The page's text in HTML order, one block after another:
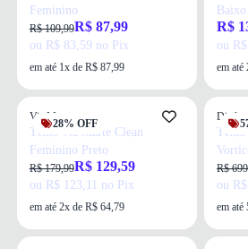
Feminino
R$ 109,99R$ 87,99
ou R$ 83,59 no Pix
em até 1x de R$ 87,99
R$
ou
em até
28% OFF
Via Marte
Tênis Via Marte Clean
Feminino Preto
R$ 179,99R$ 129,59
ou R$ 123,11 no Pix
em até 2x de R$ 64,79
Tênis
R$
ou
em até